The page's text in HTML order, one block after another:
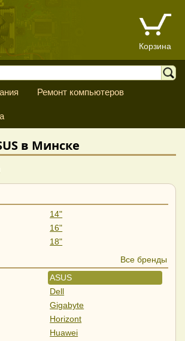
Корзина
Ремонт компьютеров
в Минске
14"
16"
18"
Все бренды
ASUS
Dell
Gigabyte
Horizont
Huawei